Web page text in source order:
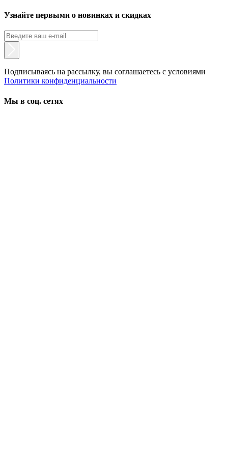
Узнайте первыми о новинках и скидках
Подписываясь на рассылку, вы соглашаетесь с условиями
Политики конфиденциальности
Мы в соц. сетях